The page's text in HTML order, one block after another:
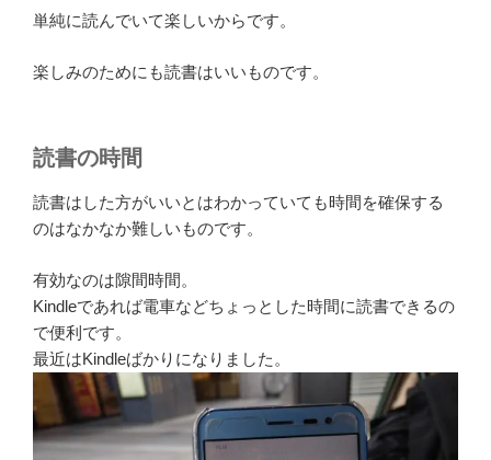
単純に読んでいて楽しいからです。
楽しみのためにも読書はいいものです。
読書の時間
読書はした方がいいとはわかっていても時間を確保する
のはなかなか難しいものです。
有効なのは隙間時間。
Kindleであれば電車などちょっとした時間に読書できるの
で便利です。
最近はKindleばかりになりました。